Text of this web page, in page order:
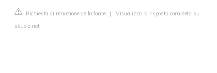
Richiesta di rimozione della fonte | Visualizza la risposta completa su
skuola.net